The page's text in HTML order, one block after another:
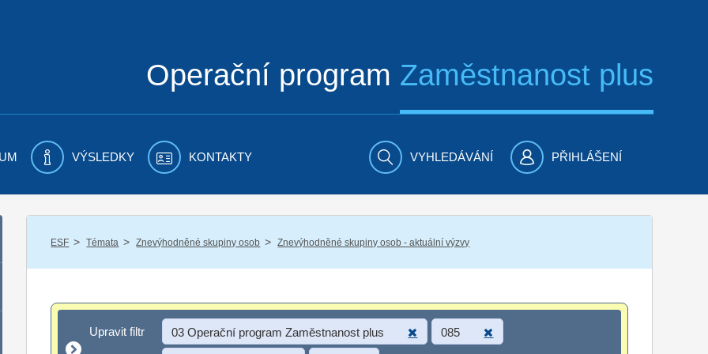
Operační program Zaměstnanost plus
VÝSLEDKY KONTAKTY VYHLEDÁVÁNÍ PŘIHLÁŠENÍ
ESF / Témata / Znevýhodněné skupiny osob / Znevýhodněné skupiny osob - aktuální výzvy
Upravit filtr
Upravit filtr 03 Operační program Zaměstnanost plus 085